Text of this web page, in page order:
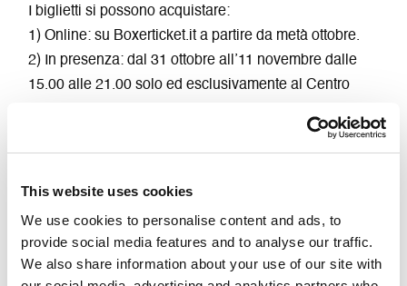
This website uses cookies
We use cookies to personalise content and ads, to
provide social media features and to analyse our traffic.
We also share information about your use of our site with
I biglietti si possono acquistare:
1) Online: su Boxerticket.it a partire da metà ottobre.
2) In presenza: dal 31 ottobre all’11 novembre dalle
15.00 alle 21.00 solo ed esclusivamente al Centro
Dispositivo Arti Sperimentali in via del Porto 11/b.
*NON sarà presente la biglietteria nei luoghi degli
eventi.
Per maggiori dettagli: biglietteria@genderbender.it
Info su biglietti e abbonamenti